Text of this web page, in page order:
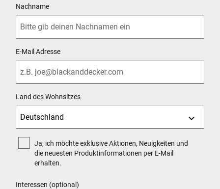
Nachname
E-Mail Adresse
Land des Wohnsitzes
Ja, ich möchte exklusive Aktionen, Neuigkeiten und
die neuesten Produktinformationen per E-Mail
erhalten.
Interessen (optional)